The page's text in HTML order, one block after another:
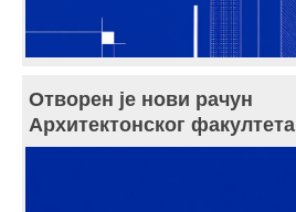
Отворен је нови рачун
Архитектонског факултета